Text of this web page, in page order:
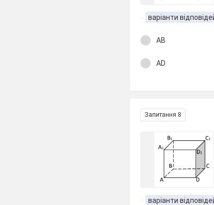
варіанти
АВ
АD
Запитання 8
варіанти